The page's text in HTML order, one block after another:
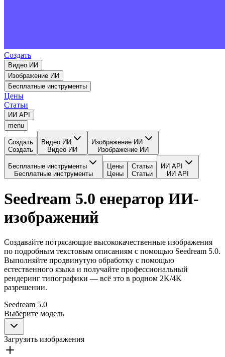
Создать
Видео ИИ
Изображение ИИ
Бесплатные инструменты
Цены
Статьи
ИИ API
menu
Создать
Создать
Видео ИИ
Видео ИИ
Изображение ИИ
Изображение ИИ
Бесплатные инструменты
Бесплатные инструменты
Цены
Цены
Статьи
Статьи
ИИ API
ИИ API
Seedream 5.0 енератор ИИ-
изображений
Создавайте потрясающие высококачественные изображения
по подробным текстовым описаниям с помощью Seedream 5.0.
Выполняйте продвинутую обработку с помощью
естественного языка и получайте профессиональный
рендеринг типографики — всё это в родном 2K/4K
разрешении.
Seedream 5.0
Выберите модель
Загрузить изображения